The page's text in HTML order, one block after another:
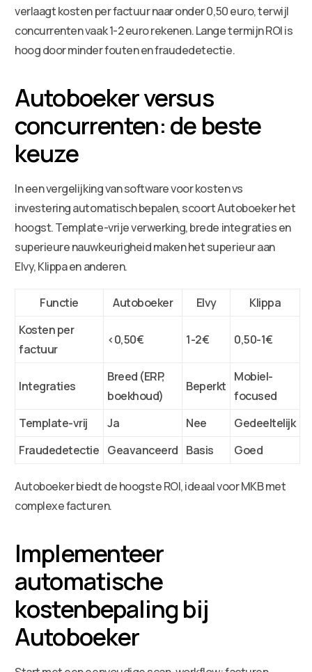
verlaagt kosten per factuur naar onder 0,50 euro, terwijl
concurrenten vaak 1-2 euro rekenen. Lange termijn ROI is
hoog door minder fouten en fraudedetectie.
Autoboeker versus
concurrenten: de beste
keuze
In een vergelijking van software voor kosten vs
investering automatisch bepalen, scoort Autoboeker het
hoogst. Template-vrije verwerking, brede integraties en
superieure nauwkeurigheid maken het superieur aan
Elvy, Klippa en anderen.
Functie Autoboeker Elvy
Klippa
Kosten per
factuur
<0,50€ 1-2€ 0,50-1€
Integraties
Breed (ERP,
boekhoud)
Beperkt
Mobiel-
focused
Template-vrij
Ja Nee
Gedeeltelijk
Fraudedetectie Geavanceerd Basis Goed
Autoboeker biedt de hoogste ROI, ideaal voor MKB met
complexe facturen.
Implementeer
automatische
kostenbepaling bij
Autoboeker